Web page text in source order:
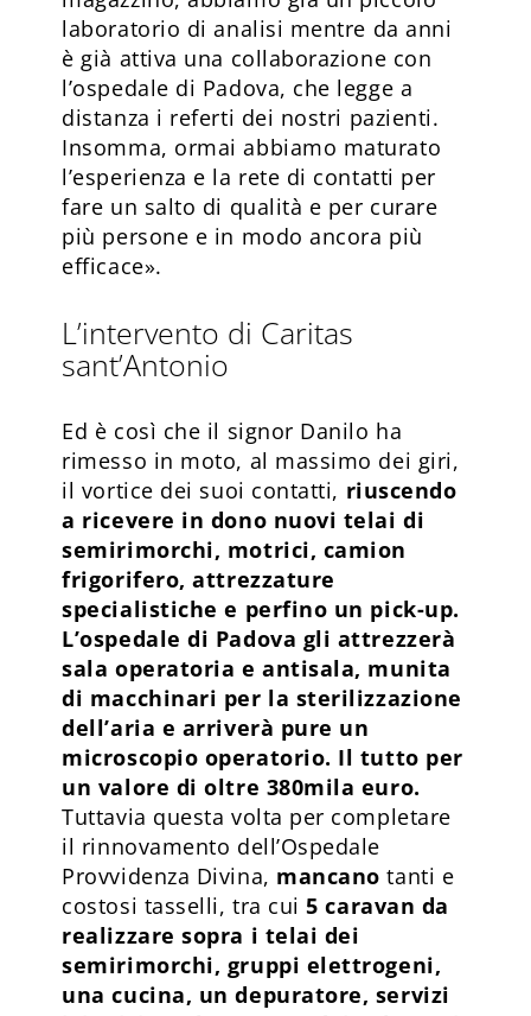
laboratorio di analisi mentre da anni
è già attiva una collaborazione con
l’ospedale di Padova, che legge a
distanza i referti dei nostri pazienti.
Insomma, ormai abbiamo maturato
l’esperienza e la rete di contatti per
fare un salto di qualità e per curare
più persone e in modo ancora più
efficace».
L’intervento di Caritas
sant’Antonio
Ed è così che il signor Danilo ha
rimesso in moto, al massimo dei giri,
il vortice dei suoi contatti, riuscendo
a ricevere in dono nuovi telai di
semirimorchi, motrici, camion
frigorifero, attrezzature
specialistiche e perfino un pick-up.
L’ospedale di Padova gli attrezzerà
sala operatoria e antisala, munita
di macchinari per la sterilizzazione
dell’aria e arriverà pure un
microscopio operatorio. Il tutto per
un valore di oltre 380mila euro.
Tuttavia questa volta per completare
il rinnovamento dell’Ospedale
Provvidenza Divina, mancano tanti e
costosi tasselli, tra cui5 caravan da
realizzare sopra i telai dei
semirimorchi, gruppi elettrogeni,
una cucina, un depuratore, servizi